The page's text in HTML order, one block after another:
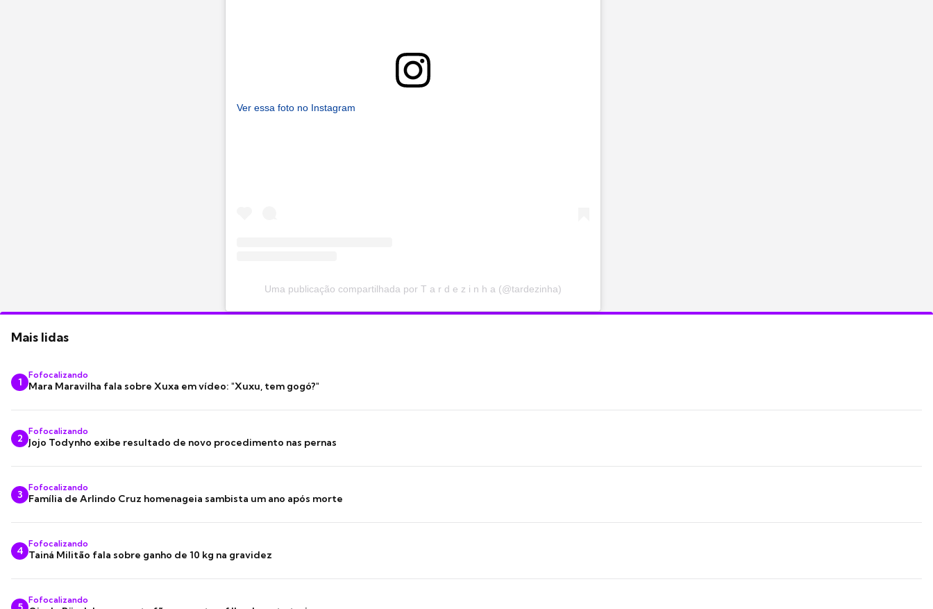
Ver essa foto no Instagram
Uma publicação compartilhada por T a r d e z i n h a (@tardezinha)
Mais lidas
1
Fofocalizando
Mara Maravilha fala sobre Xuxa em vídeo: "Xuxu, tem gogó?"
2
Fofocalizando
Jojo Todynho exibe resultado de novo procedimento nas pernas
3
Fofocalizando
Família de Arlindo Cruz homenageia sambista um ano após morte
4
Fofocalizando
Tainá Militão fala sobre ganho de 10 kg na gravidez
Fofocalizando